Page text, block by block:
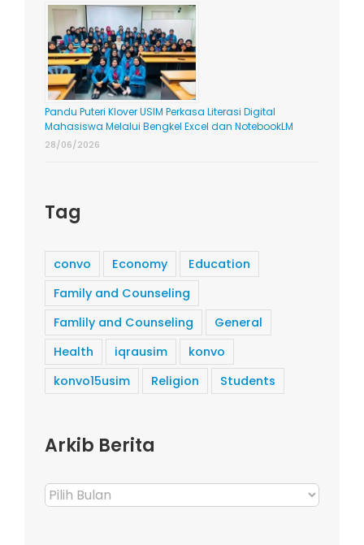
Pandu Puteri Klover USIM Perkasa Literasi Digital
Mahasiswa Melalui Bengkel Excel dan NotebookLM
28/06/2026
Tag
convo Economy
Education
Family and Counseling
Famlily and Counseling
General
Health
iqrausim
konvo
konvo15usim
Religion Students
Arkib Berita
Arkib
Berita